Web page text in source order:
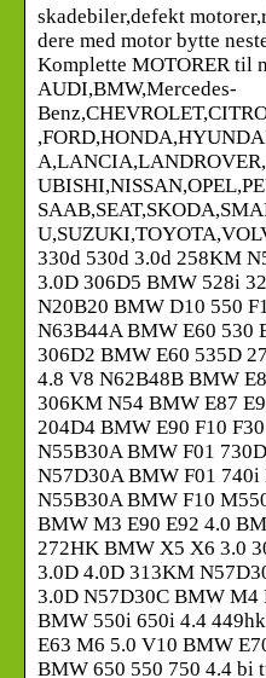
skadebiler,defekt
dere med motor bytte
Komplette MOTORER til
AUDI,BMW,Mercedes-
330d 530d 3.0d 258KM
3.0D 306D5 BMW 528i
N20B20 BMW D10 550
N63B44A BMW E60 530
306D2 BMW E60 535D
4.8 V8 N62B48B BMW
306KM N54 BMW E87
204D4 BMW E90 F10
N55B30A BMW F01
N57D30A BMW F01 740i
N55B30A BMW F10
BMW M3 E90 E92 4.0
272HK BMW X5 X6 3.0
3.0D 4.0D 313KM
3.0D N57D30C BMW M4
BMW 550i 650i 4.4
E63 M6 5.0 V10 BMW
BMW 650 550 750 4.4 bi